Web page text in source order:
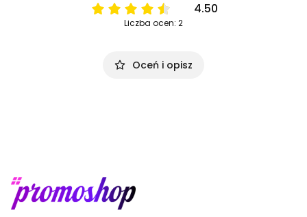
4.50
Liczba ocen: 2
Oceń i opisz